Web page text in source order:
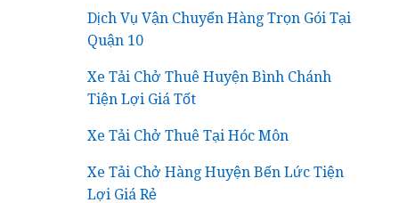
Dịch Vụ Vận Chuyển Hàng Trọn Gói Tại
Quận 10
Xe Tải Chở Thuê Huyện Bình Chánh
Tiện Lợi Giá Tốt
Xe Tải Chở Thuê Tại Hóc Môn
Xe Tải Chở Hàng Huyện Bến Lức Tiện
Lợi Giá Rẻ